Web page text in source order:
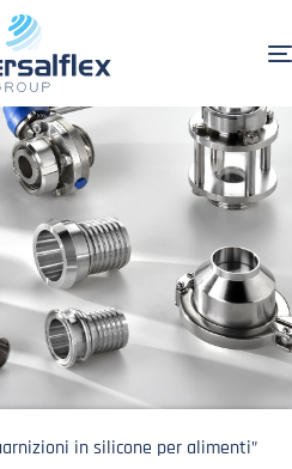
in silicone per alimenti”